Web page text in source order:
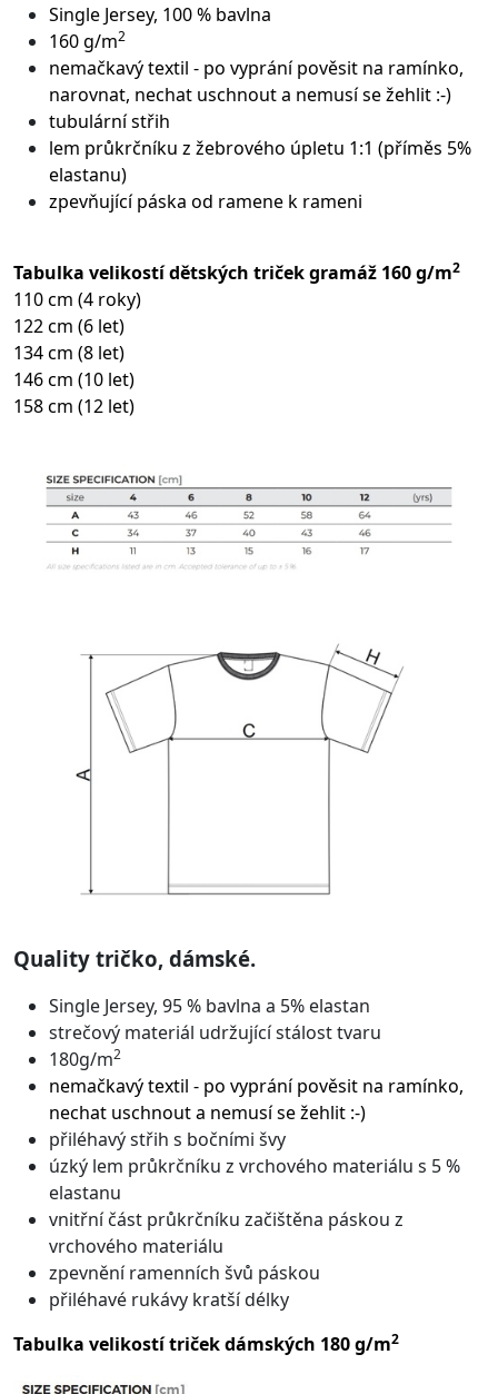
Single Jersey, 100 % bavlna
160 g/m2
nemačkavý textil - po vyprání pověsit na ramínko,
narovnat, nechat uschnout a nemusí se žehlit :-)
tubulární střih
lem průkrčníku z žebrového úpletu 1:1 (příměs 5%
elastanu)
zpevňující páska od ramene k rameni
Tabulka velikostí dětských triček gramáž 160 g/m2
110 cm (4 roky)
122 cm (6 let)
134 cm (8 let)
146 cm (10 let)
158 cm (12 let)
Quality tričko, dámské.
Single Jersey, 95 % bavlna a 5% elastan
strečový materiál udržující stálost tvaru
180g/m2
nemačkavý textil - po vyprání pověsit na ramínko,
nechat uschnout a nemusí se žehlit :-)
přiléhavý střih s bočními švy
úzký lem průkrčníku z vrchového materiálu s 5 %
elastanu
vnitřní část průkrčníku začištěna páskou z
vrchového materiálu
zpevnění ramenních švů páskou
přiléhavé rukávy kratší délky
Tabulka velikostí triček dámských 180 g/m2